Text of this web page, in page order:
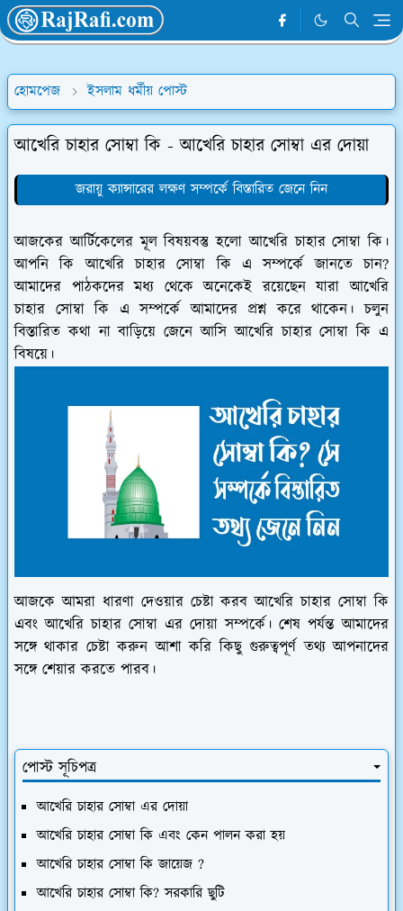
হোমপেজ ইসলাম ধর্মীয় পোস্ট
আখেরি চাহার সোম্বা কি - আখেরি চাহার সোম্বা এর দোয়া
জরায়ু ক্যান্সারের লক্ষণ সম্পর্কে বিস্তারিত জেনে নিন
আজকের আর্টিকেলের মূল বিষয়বস্তু হলো আখেরি চাহার সোম্বা কি।
আপনি কি আখেরি চাহার সোম্বা কি এ সম্পর্কে জানতে চান?
আমাদের পাঠকদের মধ্য থেকে অনেকেই রয়েছেন যারা আখেরি
চাহার সোম্বা কি এ সম্পর্কে আমাদের প্রশ্ন করে থাকেন। চলুন
বিস্তারিত কথা না বাড়িয়ে জেনে আসি আখেরি চাহার সোম্বা কি এ
বিষয়ে।
আজকে আমরা ধারণা দেওয়ার চেষ্টা করব আখেরি চাহার সোম্বা কি
এবং আখেরি চাহার সোম্বা এর দোয়া সম্পর্কে। শেষ পর্যন্ত আমাদের
সঙ্গে থাকার চেষ্টা করুন আশা করি কিছু গুরুত্বপূর্ণ তথ্য আপনাদের
সঙ্গে শেয়ার করতে পারব।
পোস্ট সূচিপত্র
আখেরি চাহার সোম্বা এর দোয়া
আখেরি চাহার সোম্বা কি এবং কেন পালন করা হয়
আখেরি চাহার সোম্বা কি জায়েজ ?
আখেরি চাহার সোম্বা কি? সরকারি ছুটি